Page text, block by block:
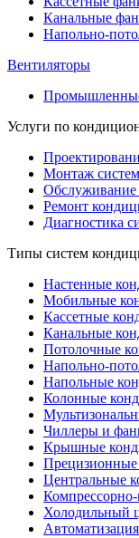
Канальные
Напольно-
Вентиляторы
Услуги по
Монтаж
Обслуживание
Ремонт
Диагностика
Типы систем
Настенные
Мобильные
Кассетные
Канальные
Потолочные
Напольно-
Напольные
Колонные
Чиллеры и
Крышные
Центральные
Холодильный